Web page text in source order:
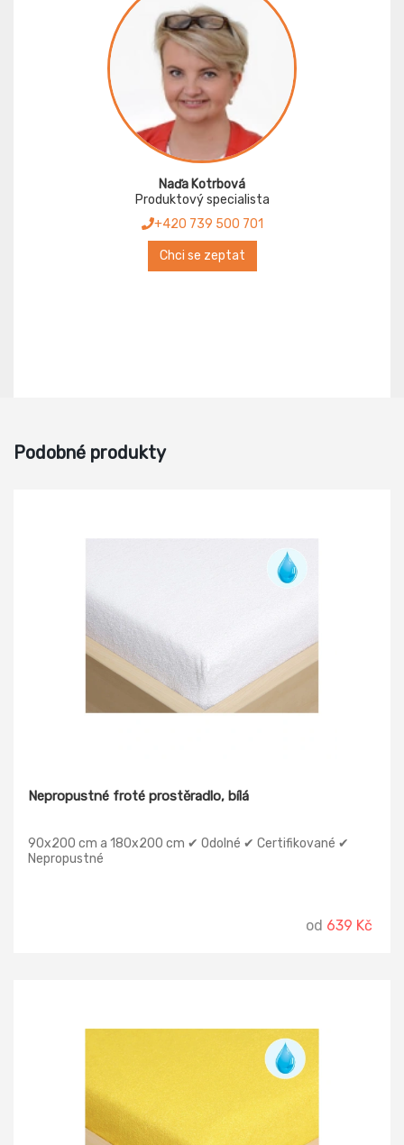
Naďa Kotrbová
Produktový specialista
+420 739 500 701
Chci se zeptat
Podobné produkty
Nepropustné froté prostěradlo, bílá
90x200 cm a 180x200 cm ✔ Odolné ✔ Certifikované ✔
Nepropustné
od 639 Kč